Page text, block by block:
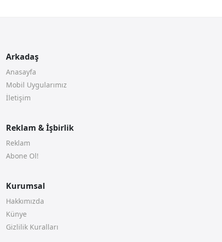
Arkadaş
Anasayfa
Mobil Uygularımız
İletişim
Reklam & İşbirlik
Reklam
Abone Ol!
Kurumsal
Hakkımızda
Künye
Gizlilik Kuralları